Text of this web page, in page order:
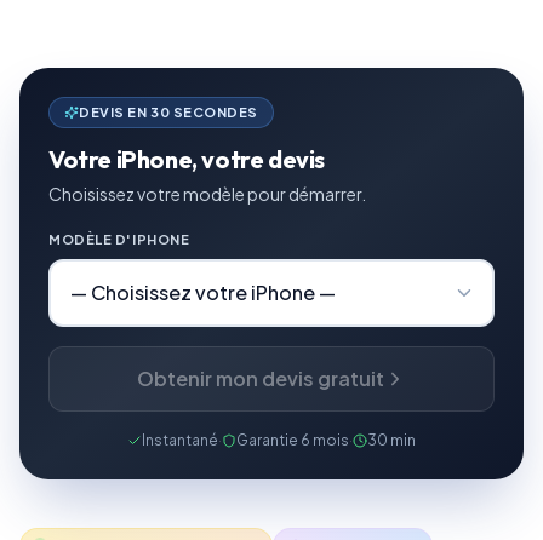
DEVIS EN 30 SECONDES
Votre iPhone, votre devis
Choisissez votre modèle pour démarrer.
MODÈLE D'IPHONE
Obtenir mon devis gratuit
Instantané· Garantie 6 mois· 30 min